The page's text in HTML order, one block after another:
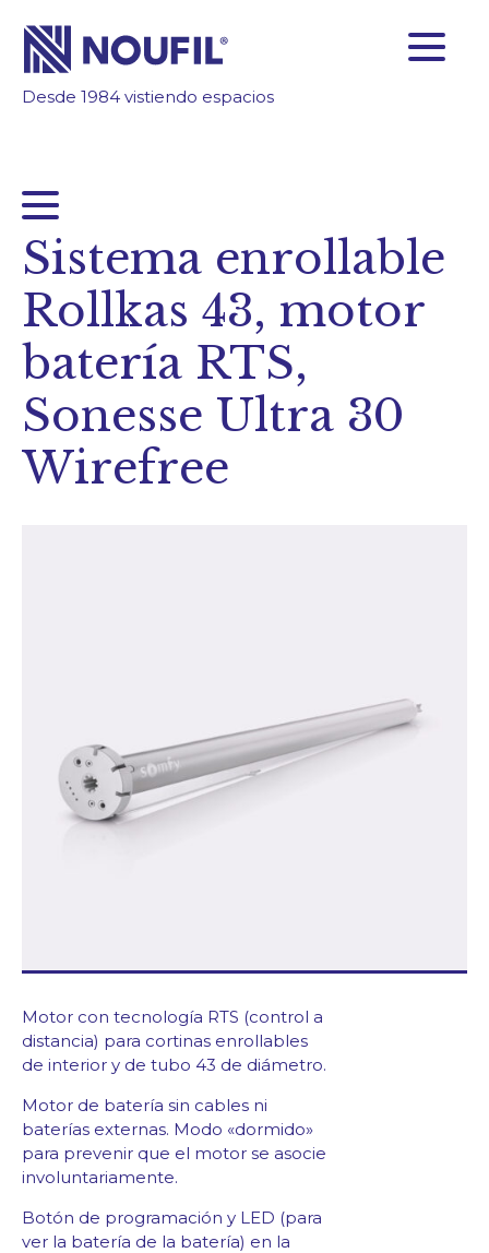
Desde 1984 vistiendo espacios
SOMOS FABRICANTES
TECNOLOGÍA
INSPÍRATE
ÁREA CLIENTES
Empresa
Servicios
Productos
Blog/News
Sistema enrollable
Rollkas 43, motor
batería RTS,
Sonesse Ultra 30
Wirefree
Motor con tecnología RTS (control a
distancia) para cortinas enrollables
de interior y de tubo 43 de diámetro.
Motor de batería sin cables ni
baterías externas. Modo «dormido»
para prevenir que el motor se asocie
involuntariamente.
Botón de programación y LED (para
ver la batería de la batería) en la